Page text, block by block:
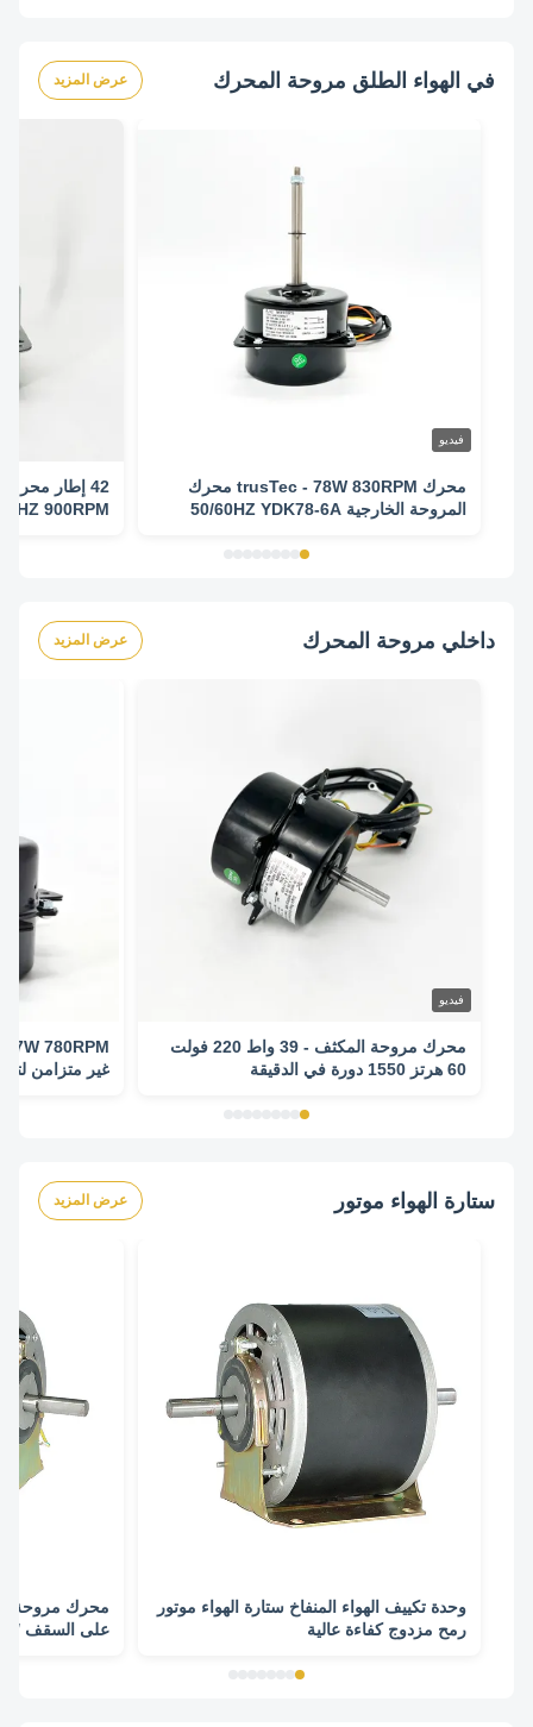
في الهواء الطلق مروحة المحرك عرض المزيد
فيديو
محرك trusTec - 78W 830RPM محرك
المروحة الخارجية 50/60HZ YDK78-6A
900RPM
داخلي مروحة المحرك عرض المزيد
فيديو
محرك مروحة المكثف - 39 واط 220 فولت
60 هرتز 1550 دورة في الدقيقة
غير متزامن
ستارة الهواء موتور عرض المزيد
وحدة تكييف الهواء المنفاخ ستارة الهواء موتور
رمح مزدوج كفاءة عالية
محرك مروحة